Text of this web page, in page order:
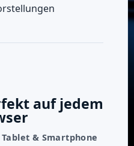
auf jedem
& Smartphone